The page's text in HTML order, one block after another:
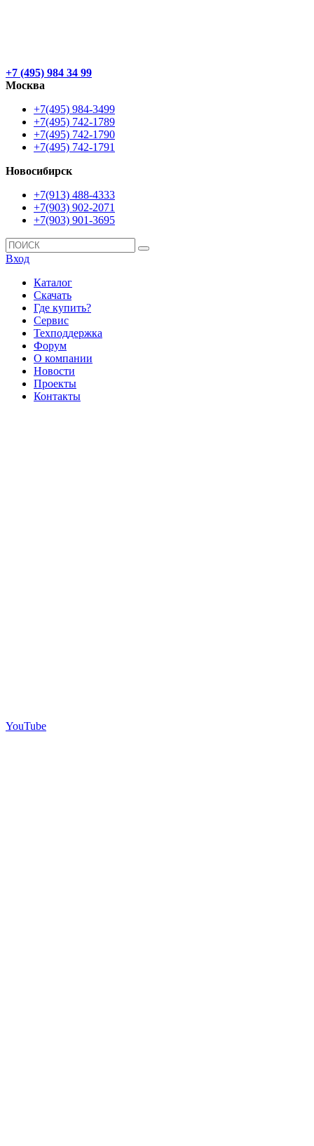
+7 (495) 984 34 99
Москва
+7(495) 984-3499
+7(495) 742-1789
+7(495) 742-1790
+7(495) 742-1791
Новосибирск
+7(913) 488-4333
+7(903) 902-2071
+7(903) 901-3695
Вход
Каталог
Скачать
Где купить?
Сервис
Техподдержка
Форум
О компании
Новости
Проекты
Контакты
YouTube